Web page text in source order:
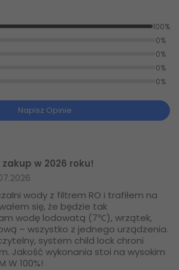
100%
0%
0%
0%
0%
Napisz Opinie
w 2026 roku!
wody z filtrem RO i trafiłem na
się, że będzie tak
wodę lodowatą (7℃), wrzątek,
– wszystko z jednego urządzenia.
system child lock chroni
Jakość wykonania stoi na wysokim
W 100%!